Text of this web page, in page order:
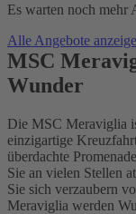
Es warten noch mehr
Alle Angebote
MSC
Wunder
Die MSC Meraviglia
einzigartige
überdachte
Sie an vielen Stellen
Sie sich verzaubern
Meraviglia werden